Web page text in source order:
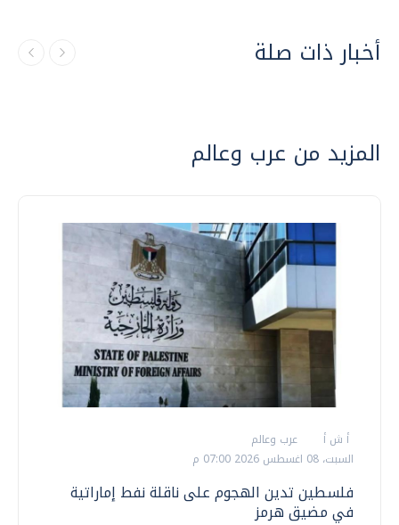
أخبار ذات صلة
المزيد من عرب وعالم
أ ش أ
عرب وعالم
السبت، 08 اغسطس 2026 07:00 م
فلسطين تدين الهجوم على ناقلة نفط إماراتية
في مضيق هرمز